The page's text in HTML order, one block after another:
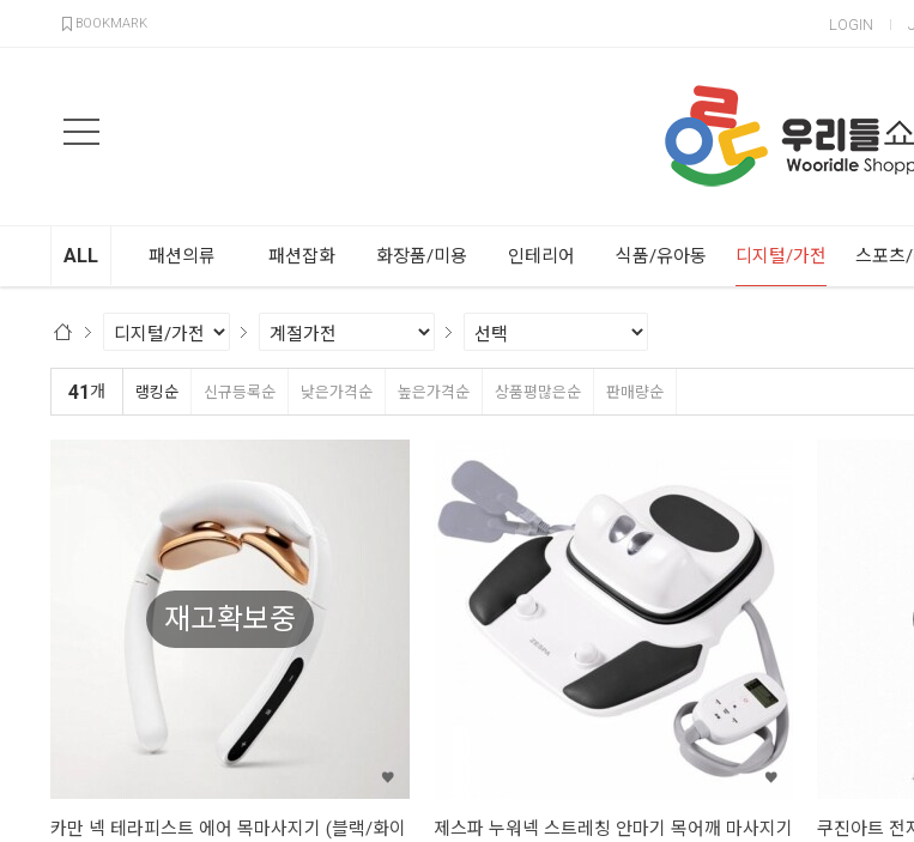
BOOKMARK LOGIN
ALL 패션의류 패션잡화 화장품/미용 인테리어 식품/유아동 디지털/가전 스포츠/
41개 랭킹순 신규등록순 낮은가격순 높은가격순 상품평많은순 판매량순
재고확보중
카만 넥 테라피스트 에어 목마사지기 (블랙/화이
제스파 누워넥 스트레칭 안마기 목어깨 마사지기
쿠진아트 전